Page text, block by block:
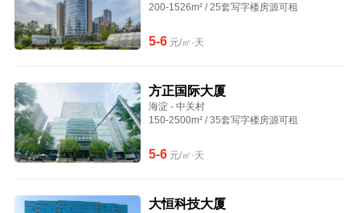
200-1526m² / 25套写字楼房源可租
5-6元/㎡·天
方正国际大厦
海淀 - 中关村
150-2500m² / 35套写字楼房源可租
5-6元/㎡·天
大恒科技大厦